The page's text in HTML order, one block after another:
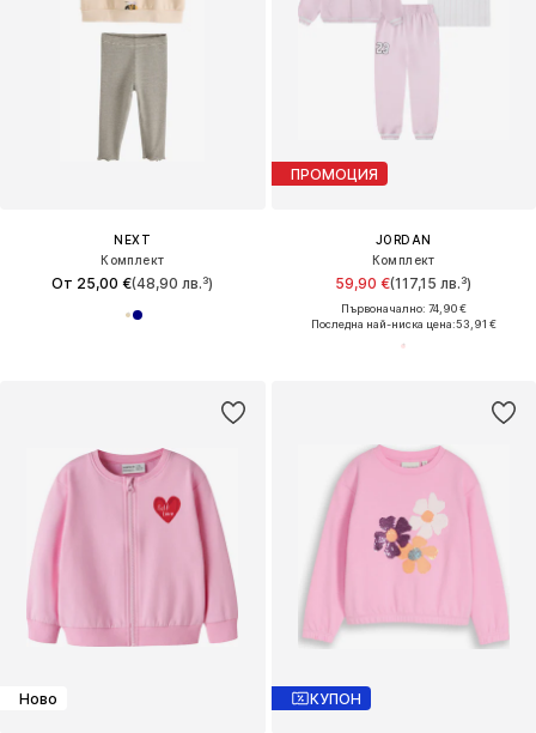
NEXT
Комплект
От 25,00 €(48,90 лв.³)
ПРОМОЦИЯ
JORDAN
Комплект
59,90 €(117,15 лв.³)
Първоначално: 74,90 €
Последна най-ниска цена:53,91 €
Ново КУПОН